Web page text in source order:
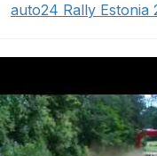
auto24 Rally Estonia